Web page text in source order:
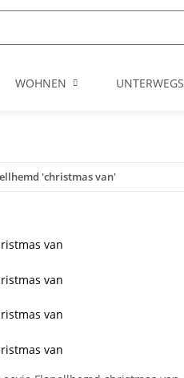
WOHNEN UNTERWEGS
'christmas van'
van
van
van
van